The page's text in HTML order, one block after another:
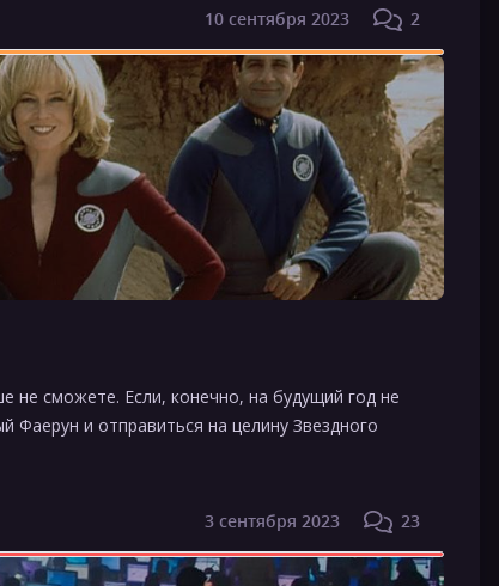
10 сентября 2023 2
не сможете. Если, конечно, на будущий год не
Фаерун и отправиться на целину Звездного
3 сентября 2023 23